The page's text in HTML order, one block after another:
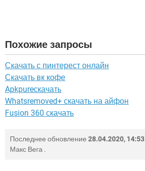
Похожие запросы
Скачать с пинтерест онлайн
Скачать вк кофе
Apkpureскачать
Whatsremoved+ скачать на айфон
Fusion 360 скачать
Последнее обновление 28.04.2020, 14:53
Макс Вега .